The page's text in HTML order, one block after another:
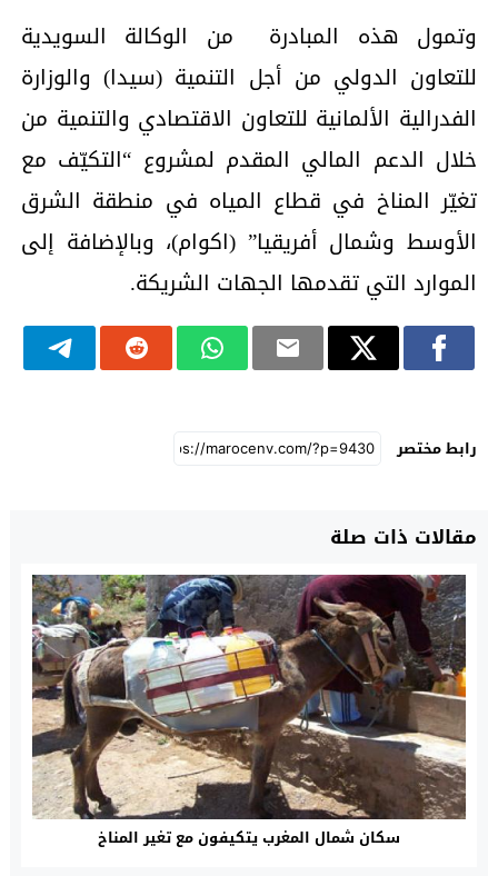
وتمول هذه المبادرة من الوكالة السويدية
للتعاون الدولي من أجل التنمية (سيدا) والوزارة
الفدرالية الألمانية للتعاون الاقتصادي والتنمية من
خلال الدعم المالي المقدم لمشروع “التكيّف مع
تغيّر المناخ في قطاع المياه في منطقة الشرق
الأوسط وشمال أفريقيا” (اكوام)، وبالإضافة إلى
الموارد التي تقدمها الجهات الشريكة.
رابط مختصر
مقالات ذات صلة
سكان شمال المغرب يتكيفون مع تغير المناخ